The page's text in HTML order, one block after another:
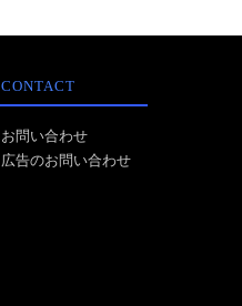
CONTACT
お問い合わせ
広告のお問い合わせ